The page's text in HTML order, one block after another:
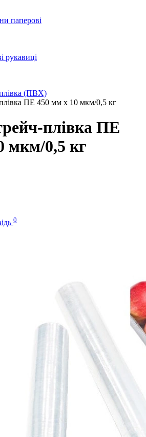
паперові
рукавиці
(ПВХ)
ПЕ 450 мм х 10 мкм/0,5 кг
плівка ПЕ
мкм/0,5 кг
0